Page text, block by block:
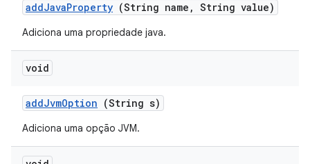
addJavaProperty (String name , String value)
Adiciona uma propriedade java.
void
addJvmOption (String s)
Adiciona uma opção JVM.